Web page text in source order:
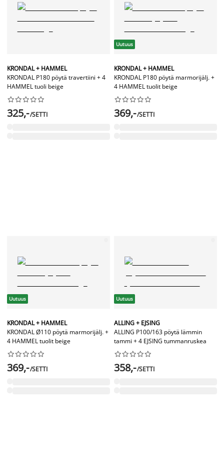
KRONDAL + HAMMEL
KRONDAL P180 pöytä travertiini + 4
HAMMEL tuoli beige






325,-/SETTI
Uutuus
KRONDAL + HAMMEL
KRONDAL P180 pöytä marmorijälj. +
4 HAMMEL tuolit beige






369,-/SETTI
Uutuus
KRONDAL + HAMMEL
KRONDAL Ø110 pöytä marmorijälj. +
4 HAMMEL tuolit beige






369,-/SETTI
Uutuus
ALLING + EJSING
ALLING P100/163 pöytä lämmin
tammi + 4 EJSING tummanruskea






358,-/SETTI